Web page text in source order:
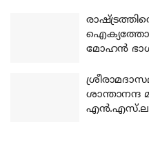
മോഹന്‍